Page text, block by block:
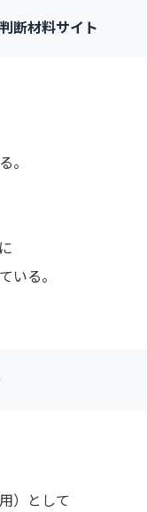
断材料サイト
。
いる。
）として